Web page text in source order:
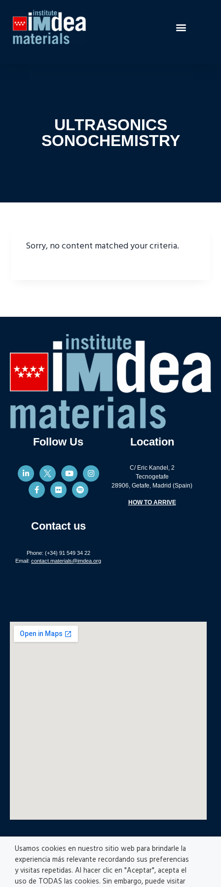
ULTRASONICS
SONOCHEMISTRY
Sorry, no content matched your criteria.
Follow Us
Contact us
Phone: (+34) 91 549 34 22
Email: contact.materials@imdea.org
Location
C/ Eric Kandel, 2
Tecnogetafe
28906, Getafe, Madrid (Spain)
HOW TO ARRIVE
© All rights reserved
Usamos cookies en nuestro sitio web para brindarle la
experiencia más relevante recordando sus preferencias
y visitas repetidas. Al hacer clic en "Aceptar", acepta el
uso de TODAS las cookies. Sin embargo, puede visitar